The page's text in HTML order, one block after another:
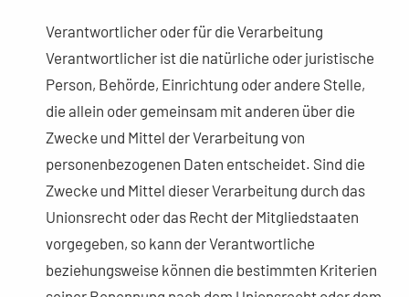
Verantwortlicher oder für die Verarbeitung
Verantwortlicher ist die natürliche oder juristische
Person, Behörde, Einrichtung oder andere Stelle,
die allein oder gemeinsam mit anderen über die
Zwecke und Mittel der Verarbeitung von
personenbezogenen Daten entscheidet. Sind die
Zwecke und Mittel dieser Verarbeitung durch das
Unionsrecht oder das Recht der Mitgliedstaaten
vorgegeben, so kann der Verantwortliche
beziehungsweise können die bestimmten Kriterien